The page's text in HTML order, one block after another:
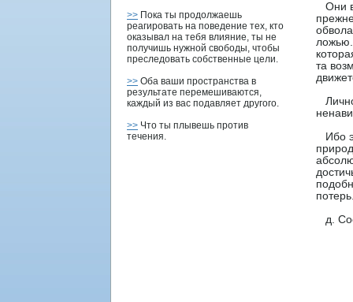
>> Пока ты продолжаешь
реагировать на поведение тех, кто
оказывал на тебя влияние, ты не
получишь нужной свободы, чтобы
преследовать собственные цели.
>> Оба ваши пространства в
результате перемешиваются,
каждый из вас подавляет другого.
>> Что ты плывешь против
течения.
Они
та
Ибо
д.